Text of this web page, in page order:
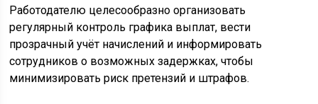
Работодателю целесообразно организовать
регулярный контроль графика выплат, вести
прозрачный учёт начислений и информировать
сотрудников о возможных задержках, чтобы
минимизировать риск претензий и штрафов.